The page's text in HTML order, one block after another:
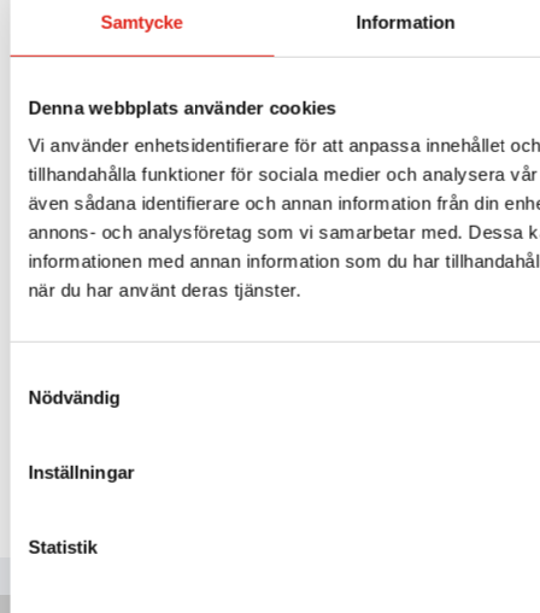
Samtycke Information
Denna webbplats använder cookies
Vi använder enhetsidentifierare för att anpassa innehållet
tillhandahålla funktioner för sociala medier och analysera
även sådana identifierare och annan information från din
annons- och analysföretag som vi samarbetar med. Dessa
informationen med annan information som du har
när du har använt deras tjänster.
Nödvändig
Inställningar
Statistik
178kr